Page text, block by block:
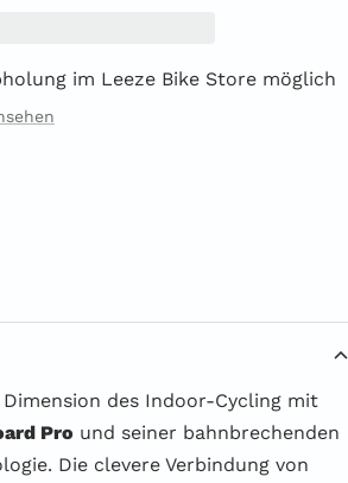
im Leeze Bike Store möglich
des Indoor-Cycling mit
Pro und seiner bahnbrechenden
Die clevere Verbindung von